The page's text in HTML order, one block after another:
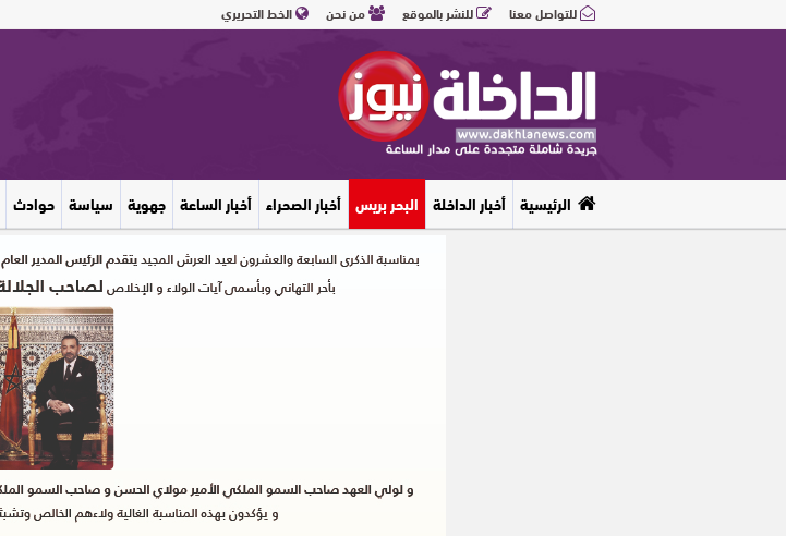
للتواصل معنا للنشر بالموقع من نحن الخط التحريري
الرئيسية أخبار الداخلة البحر بريس أخبار الصحراء أخبار الساعة جهوية سياسة حوادث